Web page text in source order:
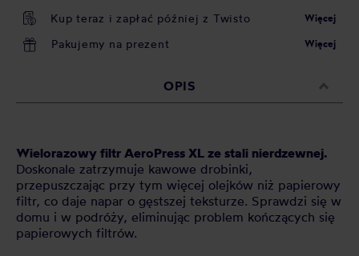
Kup teraz i zapłać później z Twisto Więcej
Pakujemy na prezent Więcej
OPIS
Wielorazowy filtr AeroPress XL ze stali nierdzewnej.
Doskonale zatrzymuje kawowe drobinki,
przepuszczając przy tym więcej olejków niż papierowy
filtr, co daje napar o gęstszej teksturze. Sprawdzi się w
domu i w podróży, eliminując problem kończących się
papierowych filtrów.